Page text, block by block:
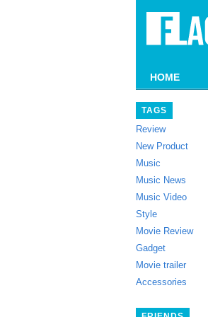
HOME
TAGS
Review
New Product
Music
Music News
Music Video
Style
Movie Review
Gadget
Movie trailer
Accessories